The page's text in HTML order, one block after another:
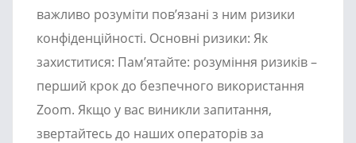
важливо розуміти пов’язані з ним ризики
конфіденційності. Основні ризики: Як
захиститися: Пам’ятайте: розуміння ризиків –
перший крок до безпечного використання
Zoom. Якщо у вас виникли запитання,
звертайтесь до наших операторів за